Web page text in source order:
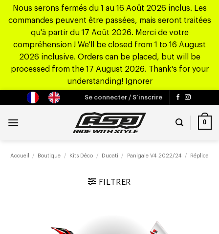
Nous serons fermés du 1 au 16 Août 2026 inclus. Les
commandes peuvent être passées, mais seront traitées
qu'à partir du 17 Août 2026. Merci de votre
compréhension ! We'll be closed from 1 to 16 August
2026 inclusive. Orders can be placed, but will be
processed from the 17 August 2026. Thank's for your
understanding! Ignorer
contenu
Se connecter / S’inscrire
0
Accueil / Boutique / Kits Déco / Ducati / Panigale V4 2022/24 / Réplica
FILTRER